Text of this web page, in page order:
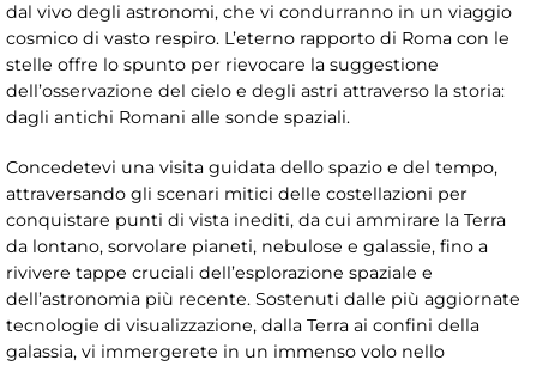
dal vivo degli astronomi, che vi condurranno in un viaggio
cosmico di vasto respiro. L’eterno rapporto di Roma con le
stelle offre lo spunto per rievocare la suggestione
dell’osservazione del cielo e degli astri attraverso la storia:
dagli antichi Romani alle sonde spaziali.
Concedetevi una visita guidata dello spazio e del tempo,
attraversando gli scenari mitici delle costellazioni per
conquistare punti di vista inediti, da cui ammirare la Terra
da lontano, sorvolare pianeti, nebulose e galassie, fino a
rivivere tappe cruciali dell’esplorazione spaziale e
dell’astronomia più recente. Sostenuti dalle più aggiornate
tecnologie di visualizzazione, dalla Terra ai confini della
galassia, vi immergerete in un immenso volo nello